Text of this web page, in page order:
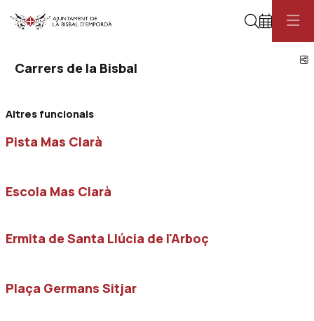
Cerca
Carrers de la Bisbal
Altres funcionals
Pista Mas Clarà
Escola Mas Clarà
Ermita de Santa Llúcia de l'Arboç
Plaça Germans Sitjar